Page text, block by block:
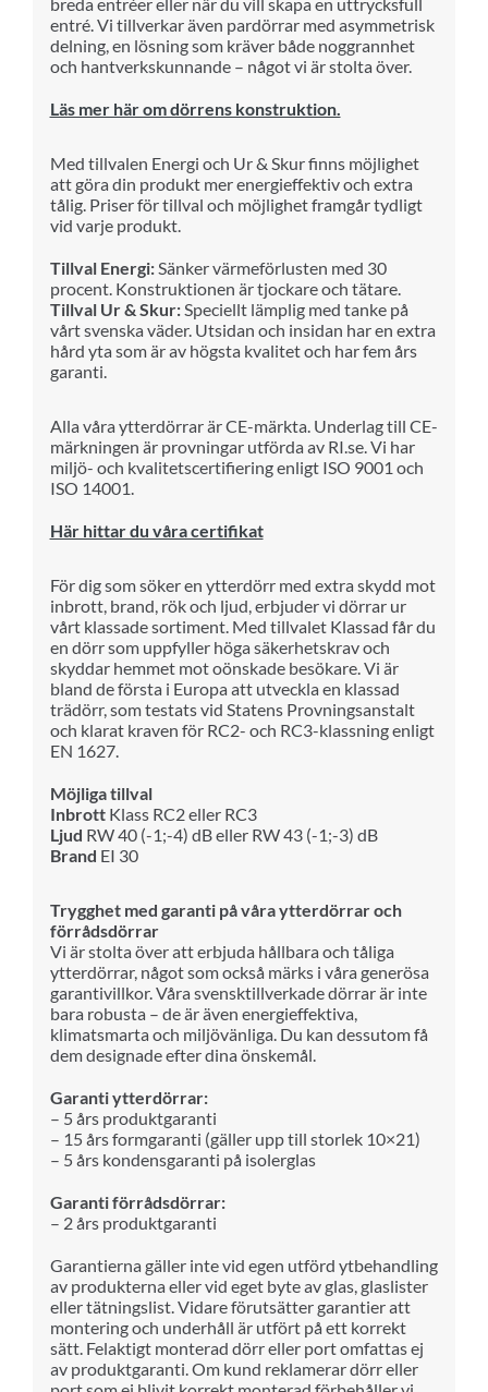
entré. Vi tillverkar även pardörrar med asymmetrisk
delning, en lösning som kräver både noggrannhet
och hantverkskunnande – något vi är stolta över.
Läs mer här om dörrens konstruktion.
Med tillvalen Energi och Ur & Skur finns möjlighet
att göra din produkt merenergieffektiv och extra
tålig. Priser för tillval och möjlighet framgår tydligt
vid varje produkt.
Tillval Energi:Sänker värmeförlusten med 30
procent. Konstruktionen är tjockare och tätare.
Tillval Ur & Skur:Speciellt lämplig med tanke på
vårt svenska väder. Utsidan och insidan har en extra
hård yta som är av högsta kvalitet och har fem års
garanti.
Alla våra ytterdörrar är CE-märkta. Underlag till CE-
märkningen är provningar utförda av RI.se. Vi har
miljö- och kvalitetscertifiering enligt ISO 9001 och
ISO 14001.
Här hittar du våra certifikat
För dig som söker en ytterdörr med extra skydd mot
inbrott, brand, rök och ljud, erbjuder vi dörrar ur
vårt klassade sortiment. Med tillvalet Klassad får du
en dörr som uppfyller höga säkerhetskrav och
skyddar hemmet mot oönskade besökare.Vi är
bland de första i Europa att utveckla en klassad
trädörr, som testats vid Statens Provningsanstalt
och klarat kraven för RC2- och RC3-klassning enligt
EN 1627.
Möjliga tillval
InbrottKlass RC2 eller RC3
Ljud RW 40 (-1;-4) dB eller RW 43 (-1;-3) dB
Brand EI 30
Trygghet med garanti på våra ytterdörrar och
förrådsdörrar
Vi är stolta över att erbjuda hållbara och tåliga
ytterdörrar, något som också märks i våra generösa
garantivillkor. Våra svensktillverkade dörrar är inte
bara robusta – de är även energieffektiva,
klimatsmarta och miljövänliga. Du kan dessutom få
dem designade efter dina önskemål.
Garanti ytterdörrar:
– 5 års produktgaranti
– 15 års formgaranti (gäller upp till storlek 10×21)
– 5 års kondensgaranti på isolerglas
Garanti förrådsdörrar:
– 2 års produktgaranti
Garantierna gäller inte vid egen utförd ytbehandling
av produkterna eller vid eget byte av glas, glaslister
eller tätningslist. Vidare förutsätter garantier att
montering och underhåll är utfört på ett korrekt
sätt. Felaktigt monterad dörr eller port omfattas ej
av produktgaranti. Om kund reklamerar dörr eller